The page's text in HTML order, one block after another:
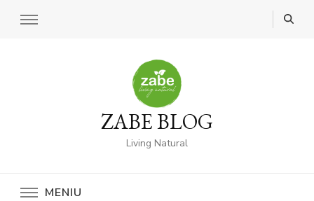
ZABE BLOG
Living Natural
MENIU